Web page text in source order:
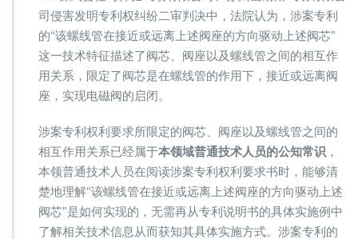
司侵害发明专利权纠纷二审判决中，法院认为，涉案专利
的“该螺线管在接近或远离上述阀座的方向驱动上述阀芯”
这一技术特征描述了阀芯、阀座以及螺线管之间的相互作
用关系，限定了阀芯是在螺线管的作用下，接近或远离阀
座，实现电磁阀的启闭。
涉案专利权利要求所限定的阀芯、阀座以及螺线管之间的
相互作用关系已经属于本领域普通技术人员的公知常识 ，
本领普通技术人员在阅读涉案专利权利要求书时，能够清
楚地理解“该螺线管在接近或远离上述阀座的方向驱动上述
阀芯”是如何实现的，无需再从专利说明书的具体实施例中
了解相关技术信息从而获知其具体实施方式。涉案专利的